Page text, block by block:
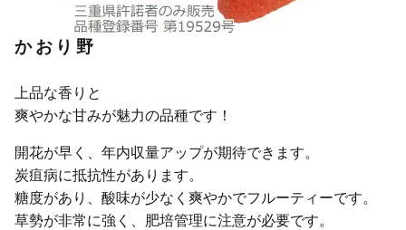
かおり野
上品な香りと
爽やかな甘みが魅力の品種です！
開花が早く、年内収量アップが期待できます。
炭疽病に抵抗性があります。
糖度があり、酸味が少なく爽やかでフルーティーです。
草勢が非常に強く、肥培管理に注意が必要です。